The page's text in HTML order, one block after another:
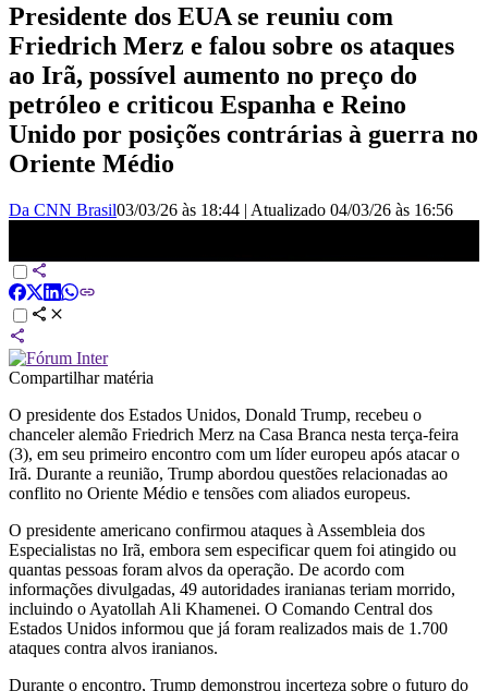
Presidente dos EUA se reuniu com
Friedrich Merz e falou sobre os ataques
ao Irã, possível aumento no preço do
petróleo e criticou Espanha e Reino
Unido por posições contrárias à guerra no
Oriente Médio
Da CNN Brasil03/03/26 às 18:44 | Atualizado 04/03/26 às 16:56
Compartilhar matéria
O presidente dos Estados Unidos, Donald Trump, recebeu o
chanceler alemão Friedrich Merz na Casa Branca nesta terça-feira
(3), em seu primeiro encontro com um líder europeu após atacar o
Irã. Durante a reunião, Trump abordou questões relacionadas ao
conflito no Oriente Médio e tensões com aliados europeus.
O presidente americano confirmou ataques à Assembleia dos
Especialistas no Irã, embora sem especificar quem foi atingido ou
quantas pessoas foram alvos da operação. De acordo com
informações divulgadas, 49 autoridades iranianas teriam morrido,
incluindo o Ayatollah Ali Khamenei. O Comando Central dos
Estados Unidos informou que já foram realizados mais de 1.700
ataques contra alvos iranianos.
Durante o encontro, Trump demonstrou incerteza sobre o futuro do